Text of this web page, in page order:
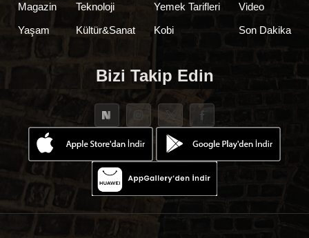
Magazin
Yaşam
Teknoloji
Kültür&Sanat
Yemek Tarifleri
Kobi
Video
Son Dakika
Bizi Takip Edin